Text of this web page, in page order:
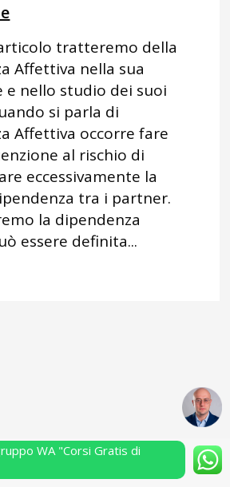
tratteremo della
Affettiva nella sua
e nello studio dei suoi
si parla di
Affettiva occorre fare
al rischio di
eccessivamente la
tra i partner.
la dipendenza
essere definita...
by Performarsi S.a.s.
WA "Corsi Gratis di